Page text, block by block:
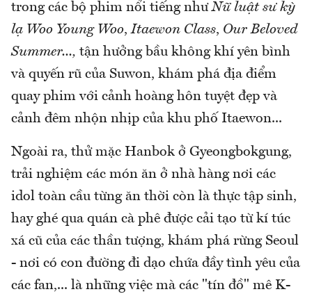
trong các bộ phim nổi tiếng nhưNữ luật sư kỳ
lạ Woo Young Woo,Itaewon Class, Our Beloved
Summer..., tận hưởng bầu không khí yên bình
và quyến rũ của Suwon, khám phá địa điểm
quay phim với cảnh hoàng hôn tuyệt đẹp và
cảnh đêm nhộn nhịp của khu phố Itaewon...
Ngoài ra, thử mặc Hanbok ở Gyeongbokgung,
trải nghiệm các món ăn ở nhà hàng nơi các
idol toàn cầu từng ăn thời còn là thực tập sinh,
hay ghé qua quán cà phê được cải tạo từ kí túc
xá cũ của các thần tượng, khám phá rừng Seoul
- nơi có con đường đi dạo chứa đầy tình yêu của
các fan,... là những việc mà các "tín đồ" mê K-